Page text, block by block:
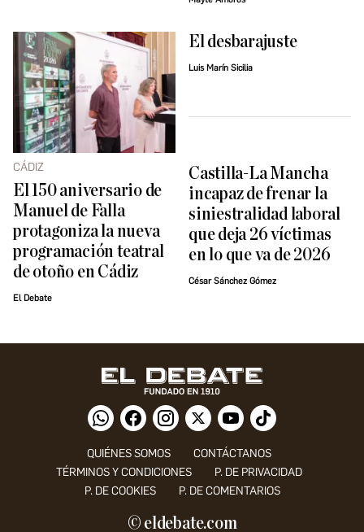
CÁDIZ
El 150 aniversario de
Manuel de Falla
protagoniza la nueva
programación teatral
de otoño en Cádiz
El Debate
El desbarajuste
Luis Marín Sicilia
Castilla-La Mancha
incapaz de frenar la
siniestralidad laboral
que deja 26 víctimas
en lo que va de 2026
César Sánchez Gómez
QUIÉNES SOMOS
CONTÁCTANOS
TÉRMINOS Y CONDICIONES
P. DE PRIVACIDAD
P. DE COOKIES
P. DE COMENTARIOS
© eldebate.com